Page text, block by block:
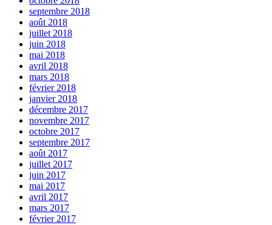
septembre 2018
août 2018
juillet 2018
juin 2018
mai 2018
avril 2018
mars 2018
février 2018
janvier 2018
décembre 2017
novembre 2017
octobre 2017
septembre 2017
août 2017
juillet 2017
juin 2017
mai 2017
avril 2017
mars 2017
février 2017